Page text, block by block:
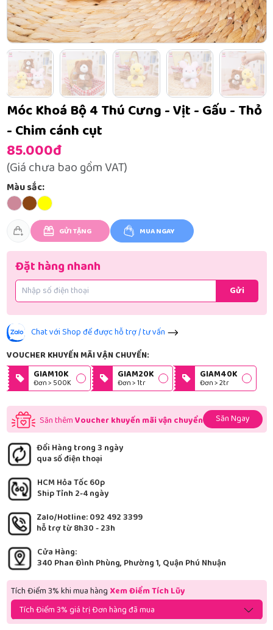
Móc Khoá Bộ 4 Thú Cưng - Vịt - Gấu - Thỏ
- Chim cánh cụt
85.000đ
(Giá chưa bao gồm VAT)
Màu sắc:
GỬI TẶNG MUA NGAY
Đặt hàng nhanh
Gửi
Chat với Shop để được hỗ trợ / tư vấn
VOUCHER KHUYẾN MÃI VẬN CHUYỂN:
GIAM10K
Đơn > 500K
GIAM20K
Đơn > 1tr
GIAM40K
Đơn > 2tr
Săn thêmVoucher khuyến mãi vận chuyển Săn Ngay
Đổi Hàng trong 3 ngày
qua số điện thoại
HCM Hỏa Tốc 60p
Ship Tỉnh 2-4 ngày
Zalo/Hotline: 092 492 3399
hỗ trợ từ 8h30 - 23h
Cửa Hàng:
340 Phan Đình Phùng, Phường 1, Quận Phú Nhuận
Tích Điểm 3% khi mua hàng Xem Điểm Tích Lũy
Tích Điểm 3% giá trị Đơn hàng đã mua